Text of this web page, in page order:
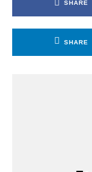
SHARE
SHARE